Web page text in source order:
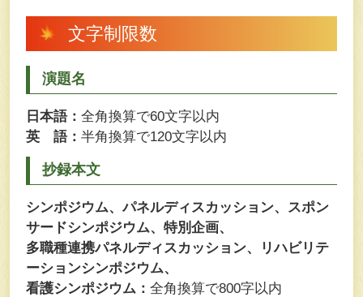
文字制限数
演題名
日本語： 全角換算で60文字以内
英 語： 半角換算で120文字以内
抄録本文
シンポジウム、パネルディスカッション、スポン
サードシンポジウム、特別企画、
多職種連携パネルディスカッション、リハビリテ
ーションシンポジウム、
看護シンポジウム： 全角換算で800字以内